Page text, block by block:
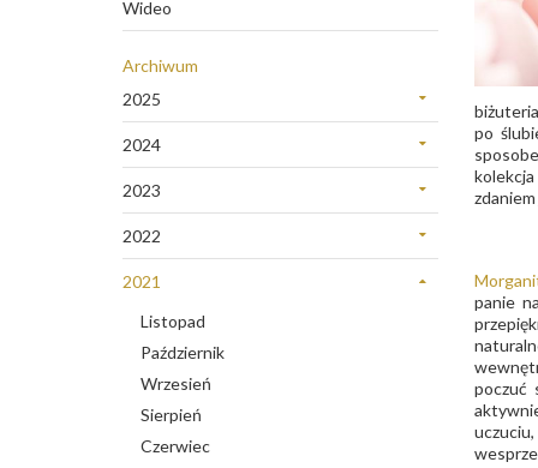
Wideo
Archiwum
2025
Grudzień
Sierpień
Lipiec
Styczeń
2024
Listopad
Marzec
Luty
2023
Listopad
Październik
Wrzesień
Sierpień
Lipiec
Czerwiec
Maj
Marzec
2022
Grudzień
Październik
Wrzesień
Sierpień
Lipiec
Czerwiec
Maj
2021
Listopad
Październik
Wrzesień
Sierpień
Czerwiec
po
panie
poczuć